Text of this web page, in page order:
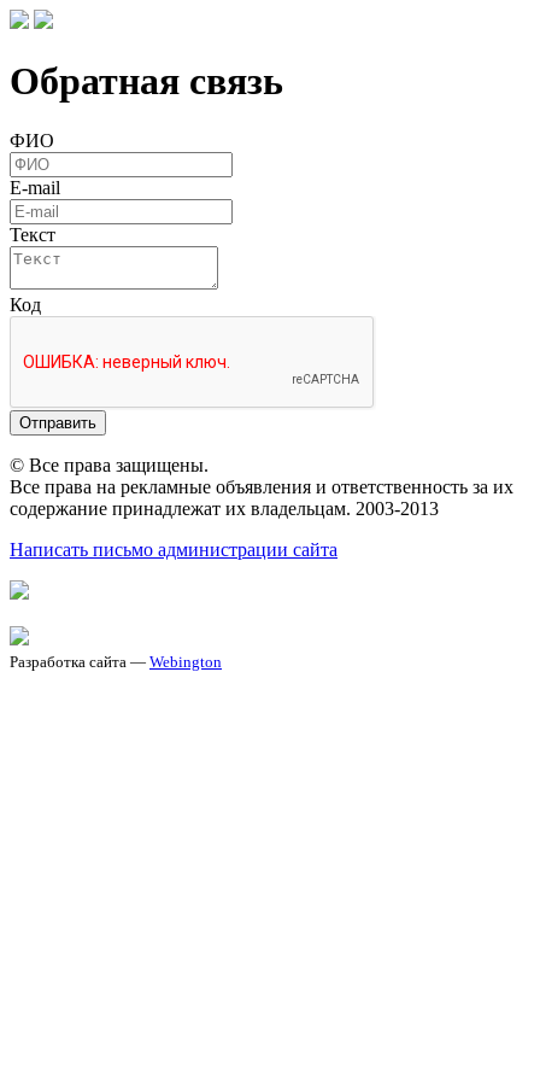
Обратная связь
ФИО
E-mail
Текст
Код
Отправить
© Все права защищены.
Все права на рекламные объявления и ответственность за их
содержание принадлежат их владельцам. 2003-2013
Написать письмо администрации сайта
Разработка сайта — Webington